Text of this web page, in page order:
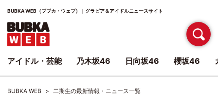
BUBKA WEB（ブブカ・ウェブ）｜グラビア＆アイドルニュースサイト
BUBKA WEB 二期生の最新情報・ニュース一覧
アイドル・芸能 乃木坂46 日向坂46 櫻坂46